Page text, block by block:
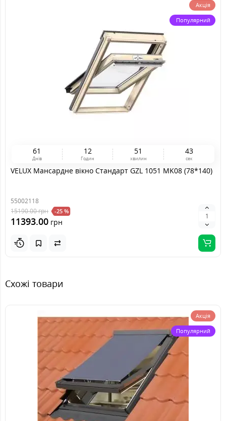
Акція
Популярний
61
Днів
12
Годин
51
хвилин
42
сек
VELUX Мансардне вікно Стандарт GZL 1051 MK08 (78*140)
55002118
15190.00грн -25 %
11393.00 грн
Схожі товари
Акція
Популярний